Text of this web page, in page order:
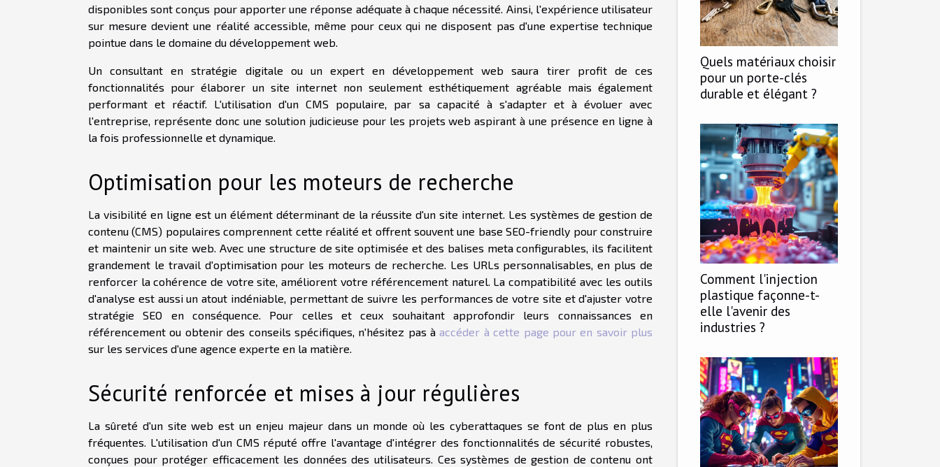
disponibles sont conçus pour apporter une réponse adéquate à chaque nécessité. Ainsi, l'expérience utilisateur
sur mesure devient une réalité accessible, même pour ceux qui ne disposent pas d'une expertise technique
pointue dans le domaine du développement web.
Un consultant en stratégie digitale ou un expert en développement web saura tirer profit de ces
fonctionnalités pour élaborer un site internet non seulement esthétiquement agréable mais également
performant et réactif. L'utilisation d'un CMS populaire, par sa capacité à s'adapter et à évoluer avec
l'entreprise, représente donc une solution judicieuse pour les projets web aspirant à une présence en ligne à
la fois professionnelle et dynamique.
Optimisation pour les moteurs de recherche
La visibilité en ligne est un élément déterminant de la réussite d'un site internet. Les systèmes de gestion de
contenu (CMS) populaires comprennent cette réalité et offrent souvent une base SEO-friendly pour construire
et maintenir un site web. Avec une structure de site optimisée et des balises meta configurables, ils facilitent
grandement le travail d'optimisation pour les moteurs de recherche. Les URLs personnalisables, en plus de
renforcer la cohérence de votre site, améliorent votre référencement naturel. La compatibilité avec les outils
d'analyse est aussi un atout indéniable, permettant de suivre les performances de votre site et d'ajuster votre
stratégie SEO en conséquence. Pour celles et ceux souhaitant approfondir leurs connaissances en
référencement ou obtenir des conseils spécifiques, n'hésitez pas àaccéder à cette page pour en savoir plus
sur les services d'une agence experte en la matière.
Sécurité renforcée et mises à jour régulières
La sûreté d'un site web est un enjeu majeur dans un monde où les cyberattaques se font de plus en plus
fréquentes. L'utilisation d'un CMS réputé offre l'avantage d'intégrer des fonctionnalités de sécurité robustes,
conçues pour protéger efficacement les données des utilisateurs. Ces systèmes de gestion de contenu ont
Quels matériaux choisir
pour un porte-clés
durable et élégant ?
Comment l'injection
plastique façonne-t-
elle l'avenir des
industries ?